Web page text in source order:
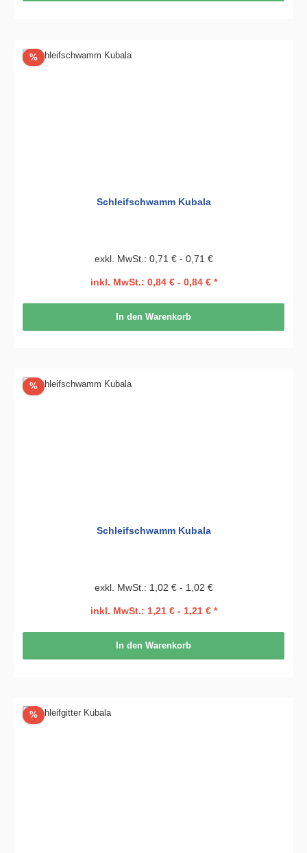
%Rabatt
Schleifschwamm Kubala
exkl. MwSt.: 0,71 € - 0,71 €
inkl. MwSt.: 0,84 € - 0,84 € *
In den Warenkorb
%Rabatt
Schleifschwamm Kubala
exkl. MwSt.: 1,02 € - 1,02 €
inkl. MwSt.: 1,21 € - 1,21 € *
In den Warenkorb
%Rabatt